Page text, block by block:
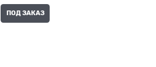
ПОД ЗАКАЗ